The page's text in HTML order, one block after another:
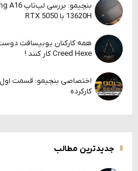
13620H با RTX 5050
Creed Hexe کار کنند !
اختصاصی بنچیمو: قسمت
کارکرده
جدیدترین مطالب